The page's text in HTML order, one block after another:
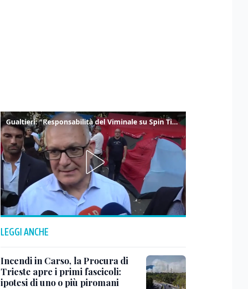
Gualtieri: "Responsabilità del Viminale su Spin Time? La posizione dei partiti è nota"
LEGGI ANCHE
Incendi in Carso, la Procura di
Trieste apre i primi fascicoli:
ipotesi di uno o più piromani